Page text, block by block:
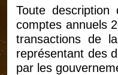
Toute
comptes annuels
transactions de
représentant des
par les